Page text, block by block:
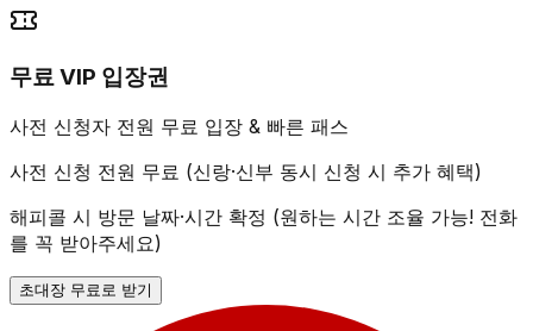
무료 VIP 입장권
사전 신청자 전원 무료 입장 & 빠른 패스
사전 신청 전원 무료 (신랑·신부 동시 신청 시 추가 혜택)
해피콜 시 방문 날짜·시간 확정 (원하는 시간 조율 가능! 전화
를 꼭 받아주세요)
초대장 무료로 받기